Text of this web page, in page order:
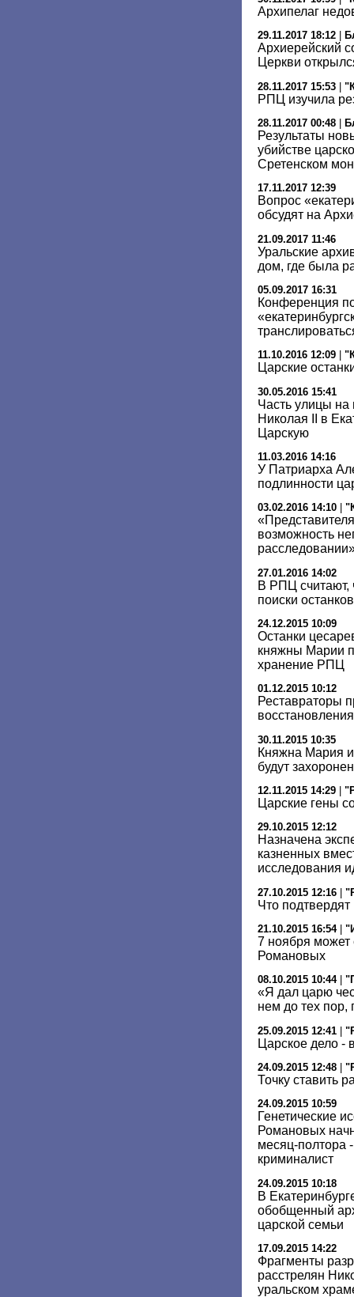
Архипелаг
29.11.2017 18:12
Архиерейский
Церкви
28.11.2017 15:53
РПЦ изучила
28.11.2017 00:48
Результаты
убийстве
Сретенском
17.11.2017 12:39
Вопрос
обсудят на
21.09.2017 11:46
Уральские
дом, где была
05.09.2017 16:31
Конференция
11.10.2016 12:09
Царские
30.05.2016 15:41
Часть улицы на
Николая II в
Царскую
11.03.2016 14:16
У Патриарха
подлинности
03.02.2016 14:10
возможность
27.01.2016 14:02
В РПЦ считают,
поиски
24.12.2015 10:09
Останки
княжны Марии
хранение РПЦ
01.12.2015 10:12
Реставраторы
30.11.2015 10:35
Княжна Мария
будут
12.11.2015 14:29
Царские гены
29.10.2015 12:12
Назначена
казненных
исследования
27.10.2015 12:16 |
Что
21.10.2015 16:54|
7 ноября может
Романовых
08.10.2015 10:44|
«Я дал царю
нем до тех пор,
25.09.2015 12:41 |
Царское дело -
24.09.2015 12:48
Точку ставить
24.09.2015 10:59
Генетические
Романовых
месяц-полтора
криминалист
24.09.2015 10:18
В
обобщенный
царской семьи
17.09.2015 14:22
Фрагменты
расстрелян
уральском